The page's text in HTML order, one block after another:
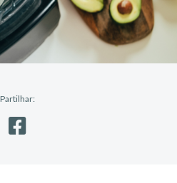
Partilhar: